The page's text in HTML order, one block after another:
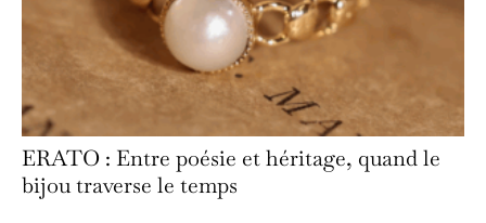
ERATO : Entre poésie et héritage, quand le
bijou traverse le temps